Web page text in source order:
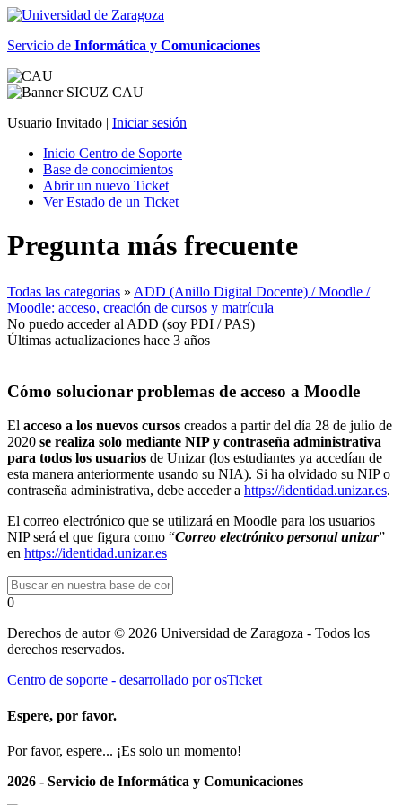
Servicio de Informática y Comunicaciones
Usuario Invitado | Iniciar sesión
Inicio Centro de Soporte
Base de conocimientos
Abrir un nuevo Ticket
Ver Estado de un Ticket
Pregunta más frecuente
Todas las categorias » ADD (Anillo Digital Docente) / Moodle /
Moodle: acceso, creación de cursos y matrícula
No puedo acceder al ADD (soy PDI / PAS)
Últimas actualizaciones hace 3 años
Cómo solucionar problemas de acceso a Moodle
El acceso a los nuevos cursos creados a partir del día 28 de julio de
2020 se realiza solo mediante NIP y contraseña administrativa
para todos los usuarios de Unizar (los estudiantes ya accedían de
esta manera anteriormente usando su NIA). Si ha olvidado su NIP o
contraseña administrativa, debe acceder a https://identidad.unizar.es.
El correo electrónico que se utilizará en Moodle para los usuarios
NIP será el que figura como “Correo electrónico personal unizar”
en https://identidad.unizar.es
0
Derechos de autor © 2026 Universidad de Zaragoza - Todos los
derechos reservados.
Centro de soporte - desarrollado por osTicket
Espere, por favor.
Por favor, espere... ¡Es solo un momento!
2026 - Servicio de Informática y Comunicaciones